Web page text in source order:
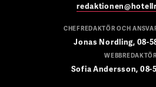
CHEFREDAKTÖR OCH
Jonas Nordling, 08-
Sofia Andersson, 08-